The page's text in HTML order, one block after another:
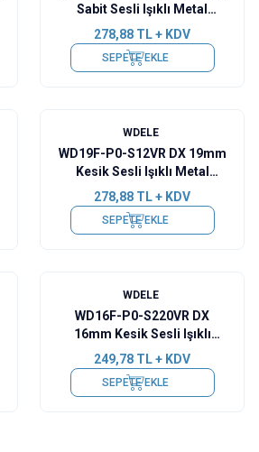
Sabit Sesli Işıklı Metal
Buzzer - 24V
278,88 TL + KDV
SEPETE EKLE
WDELE
WD19F-P0-S12VR DX 19mm
Kesik Sesli Işıklı Metal
Buzzer - 12V
278,88 TL + KDV
SEPETE EKLE
WDELE
WD16F-P0-S220VR DX
16mm Kesik Sesli Işıklı
Metal Buzzer - 220V
249,78 TL + KDV
SEPETE EKLE